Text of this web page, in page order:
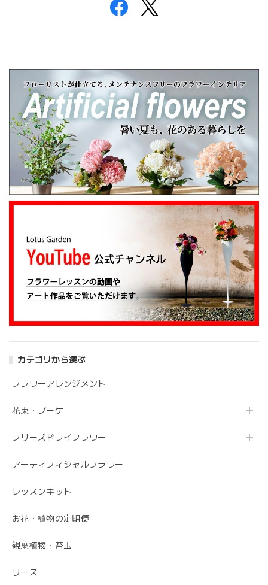
カテゴリから選ぶ
フラワーアレンジメント
花束・ブーケ
フリーズドライフラワー
アーティフィシャルフラワー
レッスンキット
お花・植物の定期便
観葉植物・苔玉
リース